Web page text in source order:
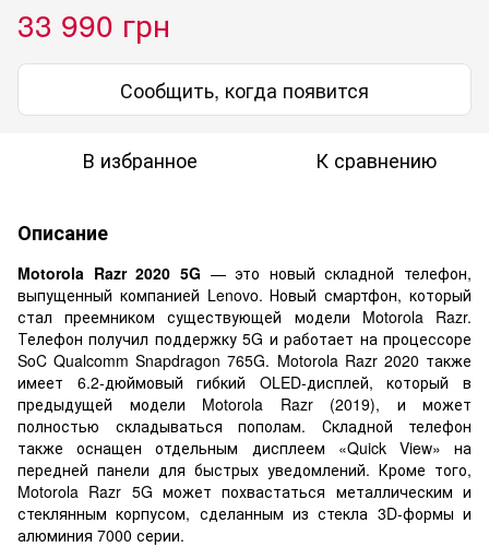
33 990 грн
Сообщить, когда появится
В избранное К сравнению
Описание
Motorola Razr2020 5G — это новый складной телефон,
выпущенный компанией Lenovo. Новый смартфон, который
стал преемником существующей модели Motorola Razr.
Телефон получил поддержку 5G и работает на процессоре
SoC Qualcomm Snapdragon 765G. Motorola Razr 2020 также
имеет 6.2-дюймовый гибкий OLED-дисплей, который в
предыдущей модели Motorola Razr (2019), и может
полностью складываться пополам. Складной телефон
также оснащен отдельным дисплеем «Quick View» на
передней панели для быстрых уведомлений. Кроме того,
Motorola Razr 5G может похвастаться металлическим и
стеклянным корпусом, сделанным из стекла 3D-формы и
алюминия 7000 серии.